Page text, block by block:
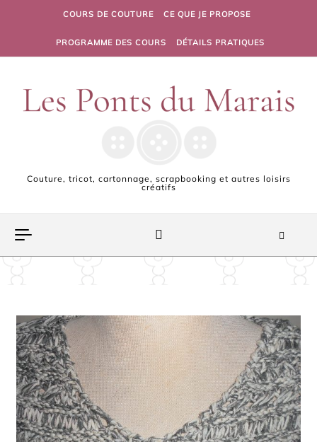
Skip to contentCOURS DE COUTURE CE QUE JE PROPOSE
PROGRAMME DES COURS DÉTAILS PRATIQUES
Couture, tricot, cartonnage, scrapbooking et autres loisirs
créatifs